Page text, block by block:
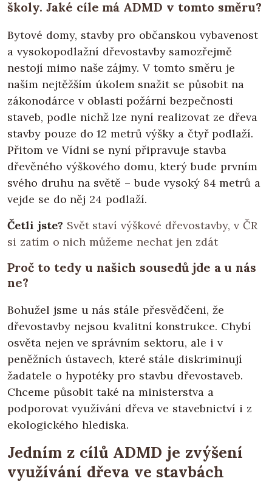
školy. Jaké cíle má ADMD v tomto směru?
Bytové domy, stavby pro občanskou vybavenost
a vysokopodlažní dřevostavby samozřejmě
nestojí mimo naše zájmy. V tomto směru je
naším nejtěžším úkolem snažit se působit na
zákonodárce v oblasti požární bezpečnosti
staveb, podle nichž lze nyní realizovat ze dřeva
stavby pouze do 12 metrů výšky a čtyř podlaží.
Přitom ve Vídni se nyní připravuje stavba
dřevěného výškového domu, který bude prvním
svého druhu na světě – bude vysoký 84 metrů a
vejde se do něj 24 podlaží.
Četli jste? Svět staví výškové dřevostavby, v ČR
si zatím o nich můžeme nechat jen zdát
Proč to tedy u našich sousedů jde a u nás
ne?
Bohužel jsme u nás stále přesvědčeni, že
dřevostavby nejsou kvalitní konstrukce. Chybí
osvěta nejen ve správním sektoru, ale i v
peněžních ústavech, které stále diskriminují
žadatele o hypotéky pro stavbu dřevostaveb.
Chceme působit také na ministerstva a
podporovat využívání dřeva ve stavebnictví i z
ekologického hlediska.
Jedním z cílů ADMD je zvýšení
využívání dřeva ve stavbách